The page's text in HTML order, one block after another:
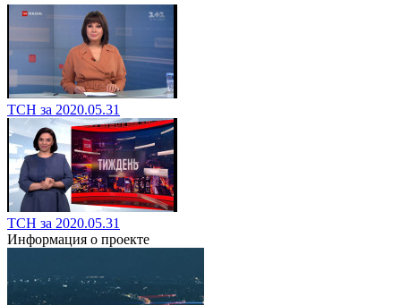
ТСН за 2020.05.31
ТСН за 2020.05.31
Информация о проекте